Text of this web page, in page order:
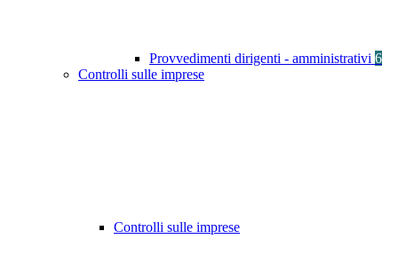
Provvedimenti dirigenti - amministrativi 6
Controlli sulle imprese
Controlli sulle imprese